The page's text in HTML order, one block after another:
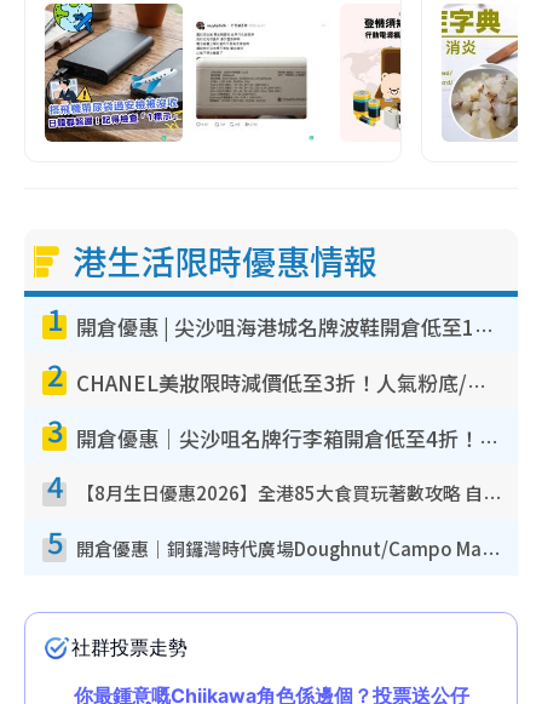
港生活限時優惠情報
1 開倉優惠 | 尖沙咀海港城名牌波鞋開倉低至1折！On鞋$899起／Joy&Peace鞋履$98起
2 CHANEL美妝限時減價低至3折！人氣粉底/唇膏/精華液低至$275！COCO香水都有平
3 開倉優惠｜尖沙咀名牌行李箱開倉低至4折！一連5日 American Tourister/ace./Hallmark $200起！
4 【8月生日優惠2026】全港85大食買玩著數攻略 自助餐/火鍋放題同行免費＋誠品/DONKI送現金券
5 開倉優惠｜銅鑼灣時代廣場Doughnut/Campo Marzio開倉低至1折！背囊、書包、手袋劈價$200起